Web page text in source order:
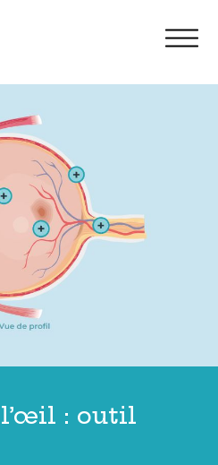
: outil